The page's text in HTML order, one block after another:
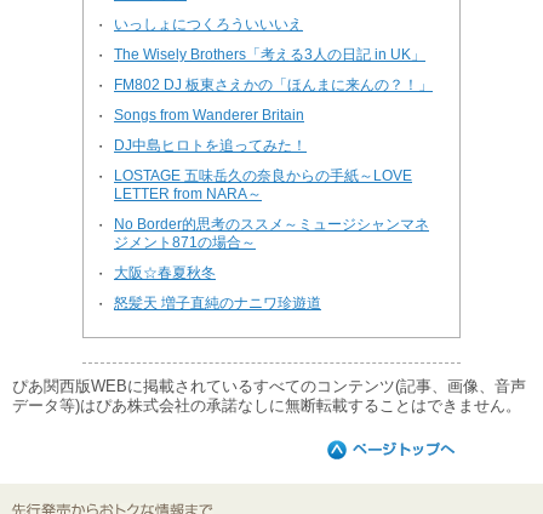
・
いっしょにつくろういいいえ
・
The Wisely Brothers「考える3人の日記 in UK」
・
FM802 DJ 板東さえかの「ほんまに来んの？！」
・
Songs from Wanderer Britain
・
DJ中島ヒロトを追ってみた！
・
LOSTAGE 五味岳久の奈良からの手紙～LOVE
LETTER from NARA～
・
No Border的思考のススメ～ミュージシャンマネ
ジメント871の場合～
・
大阪☆春夏秋冬
・
怒髪天 増子直純のナニワ珍遊道
ぴあ関西版WEBに掲載されているすべてのコンテンツ(記事、画像、音声
データ等)はぴあ株式会社の承諾なしに無断転載することはできません。